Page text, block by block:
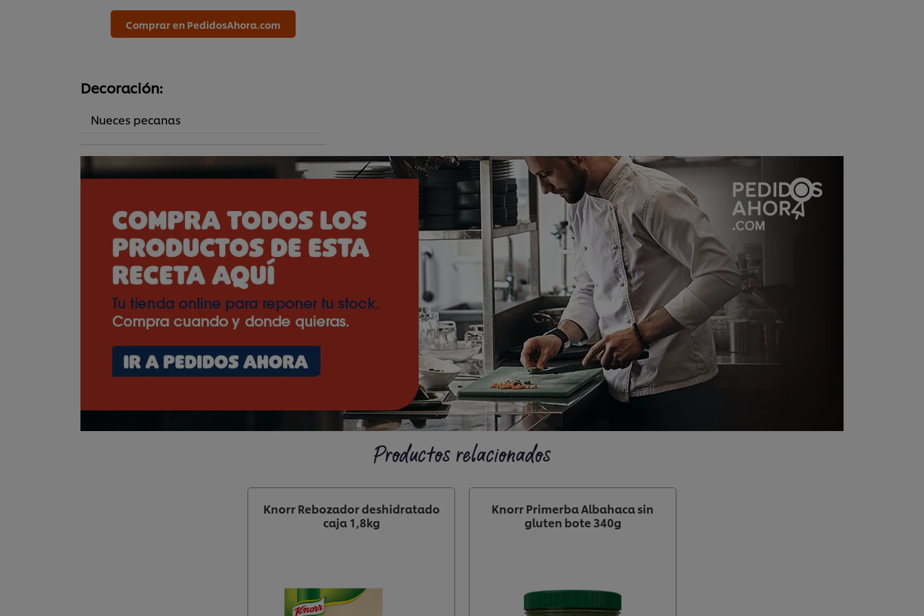
Comprar en PedidosAhora.com
Decoración:
Nueces pecanas
Productos relacionados
Knorr Rebozador deshidratado
caja 1,8kg
Knorr Primerba Albahaca sin
gluten bote 340g